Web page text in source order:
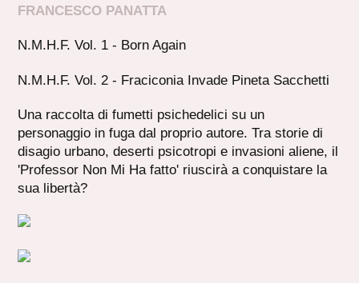
FRANCESCO PANATTA
N.M.H.F. Vol. 1 - Born Again
N.M.H.F. Vol. 2 - Fraciconia Invade Pineta Sacchetti
Una raccolta di fumetti psichedelici su un
personaggio in fuga dal proprio autore. Tra storie di
disagio urbano, deserti psicotropi e invasioni aliene, il
'Professor Non Mi Ha fatto' riuscirà a conquistare la
sua libertà?